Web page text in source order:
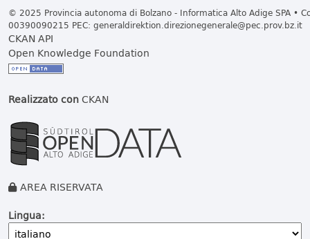
© 2025 Provincia autonoma di Bolzano - Informatica Alto Adige SPA •
00390090215 PEC: generaldirektion.direzionegenerale@pec.prov.bz.it
CKAN API
Open Knowledge Foundation
Realizzato conCKAN
AREA RISERVATA
Lingua